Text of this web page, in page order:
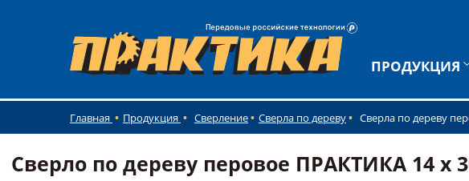
ПРОДУКЦИЯ
Главная Продукция Сверление Сверла по дереву Сверла по дереву
Сверло по дереву перовое ПРАКТИКА 14 х